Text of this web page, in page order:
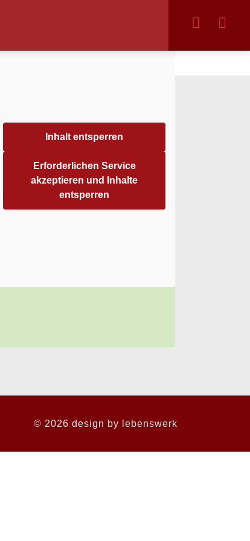
Inhalt entsperren
Erforderlichen Service
akzeptieren und Inhalte
entsperren
© 2026 design by lebenswerk